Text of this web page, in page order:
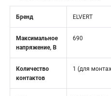
Бренд ELVERT
Максимальное
напряжение, В
690
Количество
контактов
1 (для